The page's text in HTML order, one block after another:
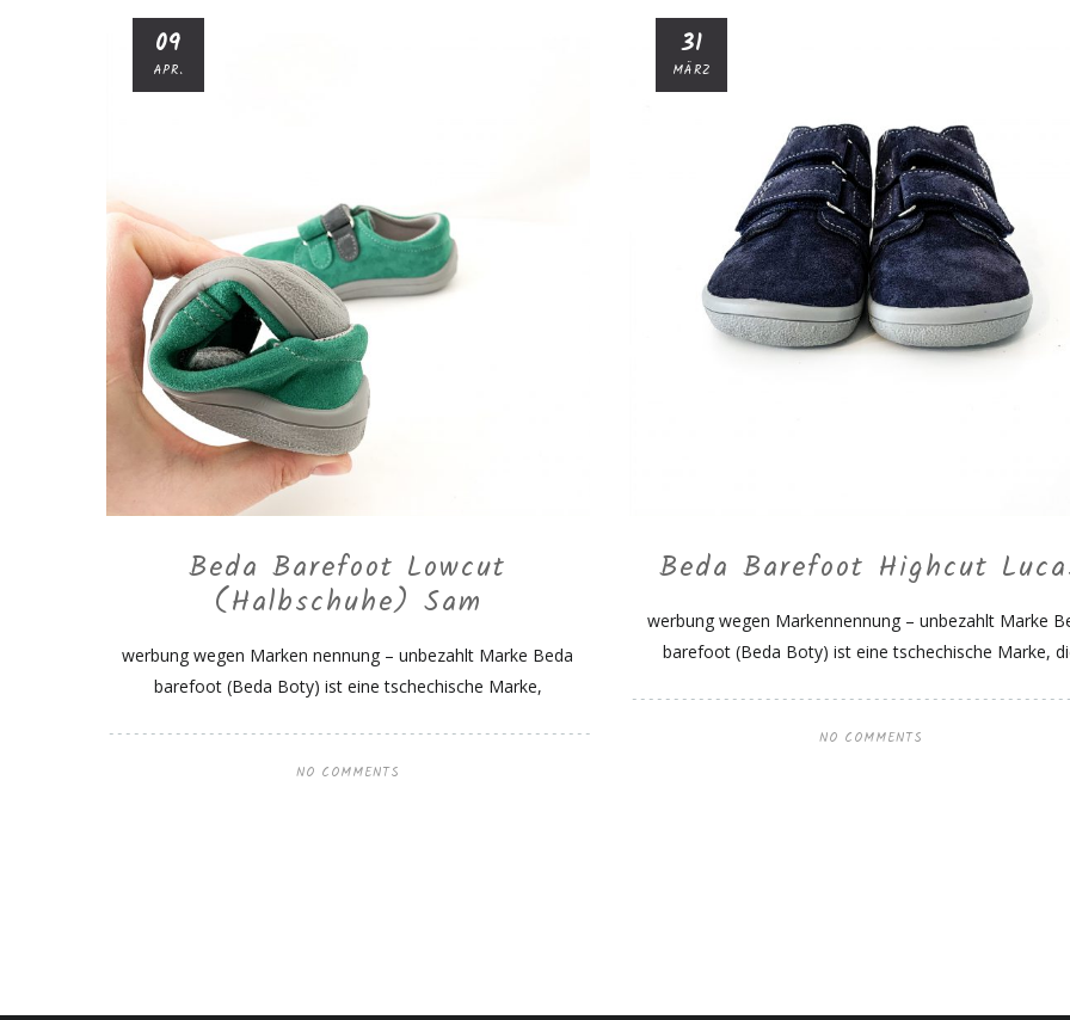
09
APR.
Beda Barefoot Lowcut
(Halbschuhe) Sam
werbung wegen Marken nennung – unbezahlt Marke Beda
barefoot (Beda Boty) ist eine tschechische Marke,
NO COMMENTS
31
MÄRZ
Beda Barefoot Highcut
werbung wegen Markennennung – unbezahlt Marke
barefoot (Beda Boty) ist eine tschechische Marke,
NO COMMENTS